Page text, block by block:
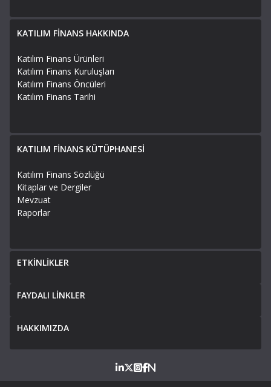
KATILIM FİNANS HAKKINDA
Katılım Finans Ürünleri
Katılım Finans Kuruluşları
Katılım Finans Öncüleri
Katılım Finans Tarihi
KATILIM FİNANS KÜTÜPHANESİ
Katılım Finans Sözlüğü
Kitaplar ve Dergiler
Mevzuat
Raporlar
ETKİNLİKLER
FAYDALI LİNKLER
HAKKIMIZDA